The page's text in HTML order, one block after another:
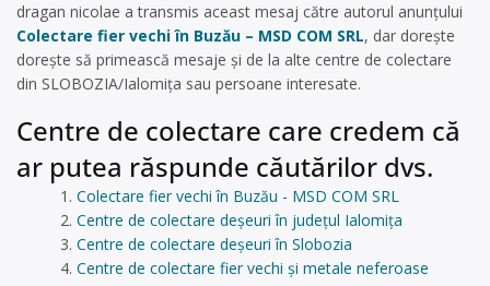
dragan nicolae a transmis aceast mesaj către autorul anunțului
Colectare fier vechi în Buzău – MSD COM SRL, dar dorește
dorește să primească mesaje și de la alte centre de colectare
din SLOBOZIA/Ialomița sau persoane interesate.
Centre de colectare care credem că
ar putea răspunde căutărilor dvs.
Colectare fier vechi în Buzău - MSD COM SRL
Centre de colectare deșeuri în județul Ialomița
Centre de colectare deșeuri în Slobozia
Centre de colectare fier vechi și metale neferoase